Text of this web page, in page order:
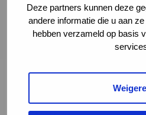
Deze partners kunnen deze
andere informatie die u aan
hebben verzameld op basis